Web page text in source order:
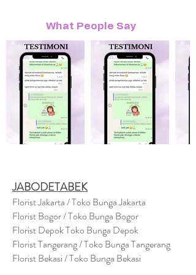
What People Say
JABODETABEK
Florist Jakarta / Toko Bunga Jakarta
Florist Bogor / Toko Bunga Bogor
Florist Depok Toko Bunga Depok
Florist Tangerang / Toko Bunga Tangerang
Florist Bekasi / Toko Bunga Bekasi